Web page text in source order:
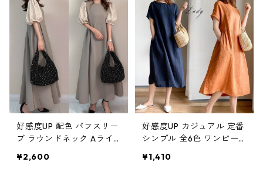
好感度UP 配色 パフスリー
ブ ラウンドネック Aライ
¥2,600
好感度UP カジュアル 定番
シンプル 全6色 ワンピー
¥1,410